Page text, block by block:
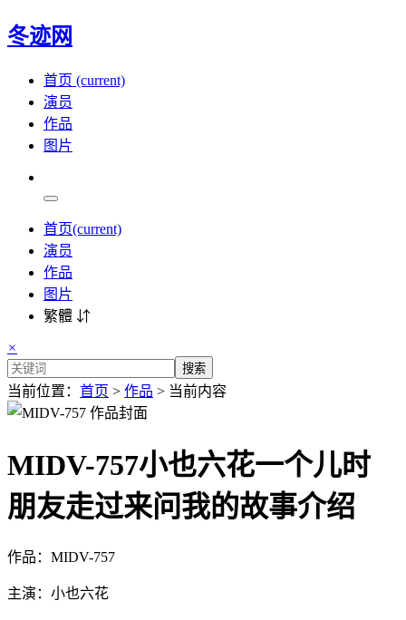
冬迹网
首页 (current)
演员
作品
图片
首页(current)
演员
作品
图片
繁體 ⇵
×
搜索
当前位置： 首页 > 作品 > 当前内容
MIDV-757小也六花一个儿时
朋友走过来问我的故事介绍
作品：MIDV-757
主演：小也六花